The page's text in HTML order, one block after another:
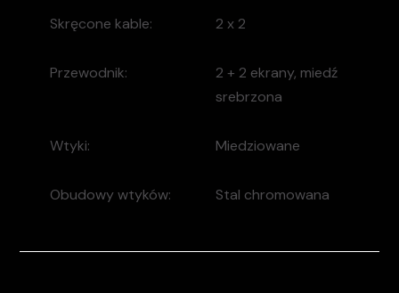
Skręcone kable: 2 x 2
Przewodnik:
2 + 2 ekrany, miedź
srebrzona
Wtyki: Miedziowane
Obudowy wtyków: Stal chromowana